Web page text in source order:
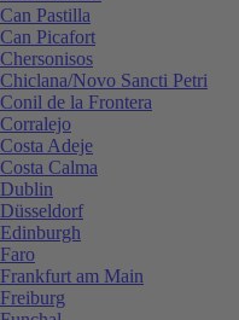
Can Pastilla
Can Picafort
Chersonisos
Chiclana/Novo Sancti Petri
Conil de la Frontera
Corralejo
Costa Adeje
Costa Calma
Dublin
Düsseldorf
Edinburgh
Faro
Frankfurt am Main
Freiburg